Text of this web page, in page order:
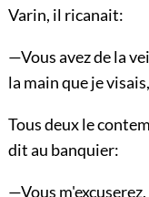
Varin, il ricanait:
—Vous avez de la
la main que je
Tous deux le
dit au banquier:
—Vous